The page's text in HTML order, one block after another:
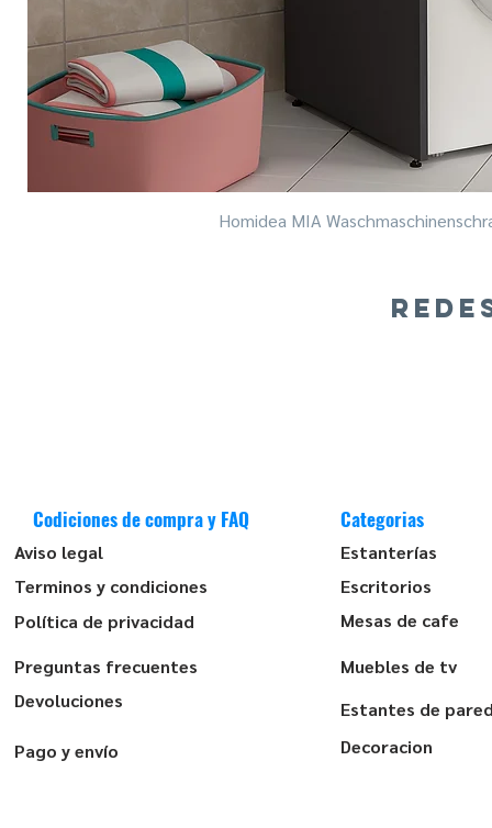
Homidea MIA
Codiciones de compra y FAQ
Aviso legal
Terminos y condiciones
Política de privacidad
Preguntas frecuentes
Devoluciones
Pago y envío
Categorias
Estanterías
Escritorios
Mesas de cafe
Muebles de tv
Estantes de
Decoracion